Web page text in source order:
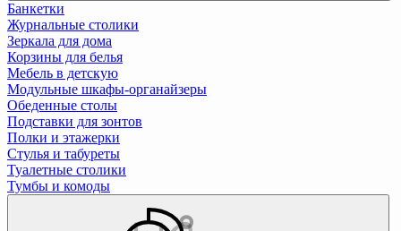
Банкетки
Журнальные столики
Зеркала для дома
Корзины для белья
Мебель в детскую
Модульные шкафы-органайзеры
Обеденные столы
Подставки для зонтов
Полки и этажерки
Стулья и табуреты
Туалетные столики
Тумбы и комоды